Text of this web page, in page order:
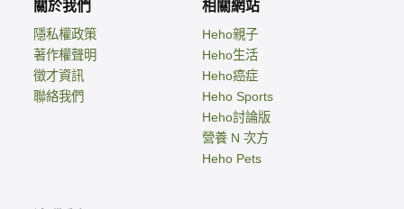
關於我們
隱私權政策
著作權聲明
徵才資訊
聯絡我們
相關網站
Heho親子
Heho生活
Heho癌症
Heho Sports
Heho討論版
營養 N 次方
Heho Pets